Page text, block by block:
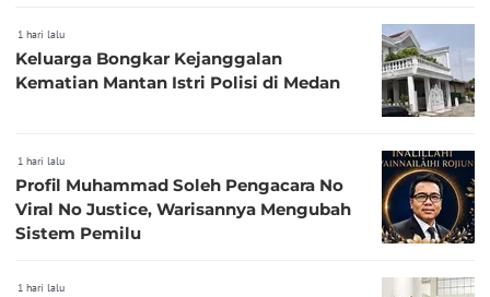
1 hari lalu
Keluarga Bongkar Kejanggalan
Kematian Mantan Istri Polisi di Medan
1 hari lalu
Profil Muhammad Soleh Pengacara No
Viral No Justice, Warisannya Mengubah
Sistem Pemilu
1 hari lalu